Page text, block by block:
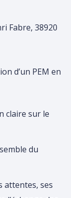
Fabre, 38920
d’un PEM en
claire sur le
du
attentes, ses